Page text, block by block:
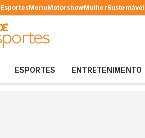
EsportesMenuMotorshowMulherSustentável
ESPORTES ENTRETENIMENTO